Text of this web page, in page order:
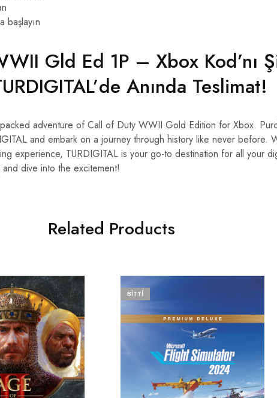
başlayın
Gld Ed 1P – Xbox Kod’nı
Anında Teslimat!
adventure of Call of Duty WWII Gold Edition for Xbox.
and embark on a journey through history like never before.
experience, TURDIGITAL is your go-to destination for all your
dive into the excitement!
Related Products
BITTI